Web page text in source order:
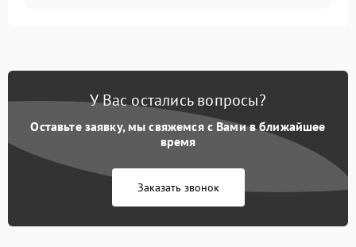
при всех фокусных
4500 ₽ Подробнее →
У Вас остались вопросы?
Оставьте заявку, мы свяжемся с Вами в ближайшее
время
Заказать звонок